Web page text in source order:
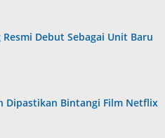
Debut Sebagai Unit Baru
Dipastikan Bintangi Film Netflix